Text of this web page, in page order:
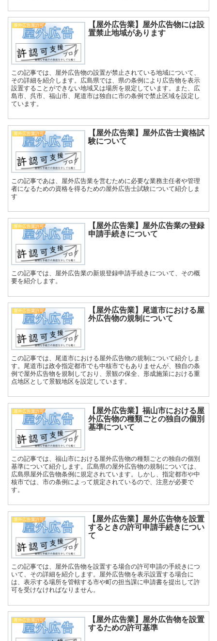
屋外広告業許可
【屋外広告業】屋外広告物には設
置禁止地域があります
この記事では、屋外広告物の設置が禁止されている地域について、
その詳細を紹介します。広島県では、県の条例により広告物を表示
設置することができない地域又は場所を規定しています。また、広
島市、呉市、福山市、尾道市は独自に市の条例で禁止区域を設定し
ています。
屋外広告業許可
【屋外広告業】屋外広告士資格試
験について
この記事であは、屋外広告業を営むために必要な業務主任者や管理
者になるための資格を得るための屋外広告士試験について紹介しま
す
屋外広告業許可
【屋外広告業】屋外広告業の登録
申請手続きについて
この記事では、屋外広告業の新規登録申請手続きについて、その概
要を紹介します。
屋外広告業許可
【屋外広告業】尾道市における屋
外広告物の規制について
この記事では、尾道市における屋外広告物の規制について紹介しま
す。尾道市は政令指定都市でも中核市でもありませんが、独自の条
例で屋外広告物を規制しており、景観の保全、形成施策における重
点地区として景観地区を設定しています。
屋外広告業許可
【屋外広告業】福山市における屋
外広告物の種類ごとの独自の個別
基準について
この記事では、福山市における屋外広告物の種類ごとの独自の個別
基準について紹介します。広島県の屋外広告物の規制については、
広島県屋外広告物条例に規定されています。しかし、指定都市や中
核市では、市の条例によって規定されているので、注意が必要で
す。
屋外広告業許可
【屋外広告業】屋外広告物を設置
するときの許可申請手続きについ
て
この記事では、屋外広告物を設置する場合の許可申請の手続きにつ
いて、その詳細を紹介します。屋外広告物を表示設置する場合に
は、表示する場所を管轄する市や町の担当課に申請書を提出して許
可を受けなければなりません。
屋外広告業許可
【屋外広告業】屋外広告物を設置
するための許可基準